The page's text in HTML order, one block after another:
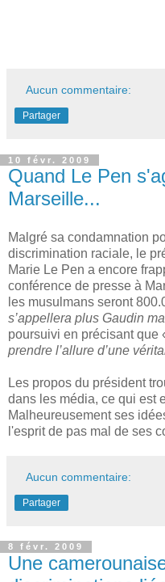
Aucun commentaire:
Partager
10 févr. 2009
Quand Le Pen
Marseille...
Malgré sa condamnation
discrimination raciale, le
Marie Le Pen a encore
conférence de presse à
les musulmans seront
s’appellera plus Gaudin
poursuivi en précisant que
prendre l’allure d’une
Les propos du président
dans les média, ce qui est
Malheureusement ses
l'esprit de pas mal de ses
Aucun commentaire:
Partager
8 févr. 2009
Une